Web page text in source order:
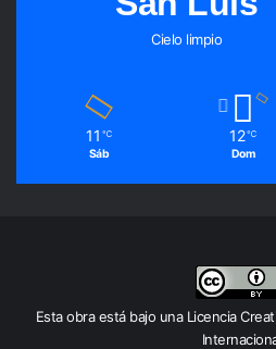
Cielo limpio
11 ℃
Sáb
12 ℃
Dom
Esta obra está bajo una Licencia